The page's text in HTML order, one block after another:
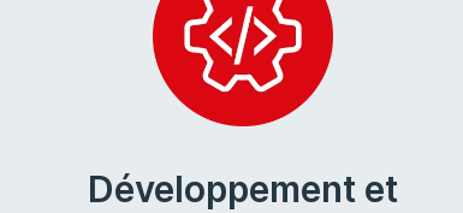
Développement et